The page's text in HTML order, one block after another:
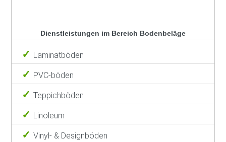
Dienstleistungen im Bereich Bodenbeläge
Laminatböden
PVC-böden
Teppichböden
Linoleum
Vinyl- & Designböden